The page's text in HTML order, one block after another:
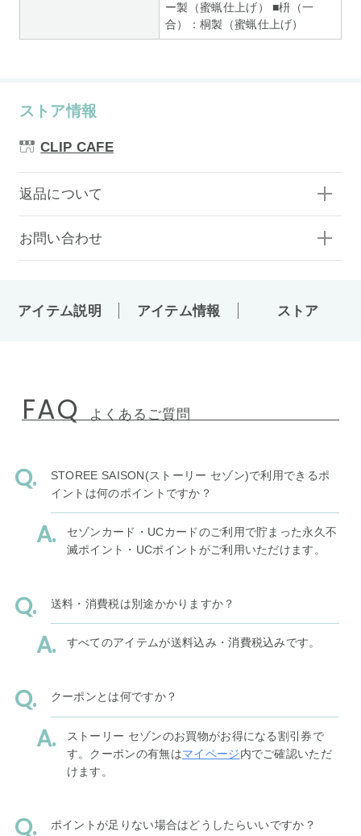
ー製（蜜蝋仕上げ） ■枡（一
合）：桐製（蜜蝋仕上げ）
ストア情報
CLIP CAFE
返品について
お問い合わせ
アイテム説明 アイテム情報 ストア
FAQ よくあるご質問
STOREE SAISON(ストーリー セゾン)で利用できるポ
イントは何のポイントですか？
セゾンカード・UCカードのご利用で貯まった永久不
滅ポイント・UCポイントがご利用いただけます。
送料・消費税は別途かかりますか？
すべてのアイテムが送料込み・消費税込みです。
クーポンとは何ですか？
ストーリー セゾンのお買物がお得になる割引券で
す。クーポンの有無はマイページ内でご確認いただ
けます。
ポイントが足りない場合はどうしたらいいですか？